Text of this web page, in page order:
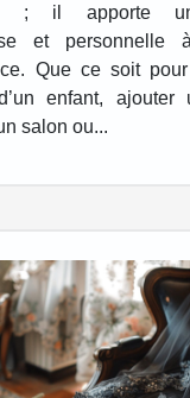
; il apporte
et personnelle
Que ce soit
enfant, ajouter
salon ou...